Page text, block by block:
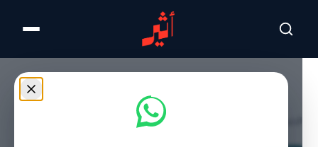
تخطى للمحتوى الرئيسي